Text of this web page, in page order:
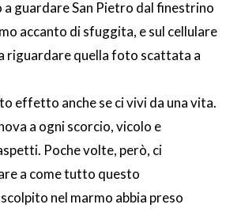
a guardare San Pietro dal finestrino
accanto di sfuggita, e sul cellulare
riguardare quella foto scattata a
effetto anche se ci vivi da una vita.
a ogni scorcio, vicolo e
Poche volte, però, ci
a come tutto questo
nel marmo abbia preso